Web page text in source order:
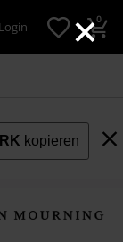
×
Login 0
kopieren